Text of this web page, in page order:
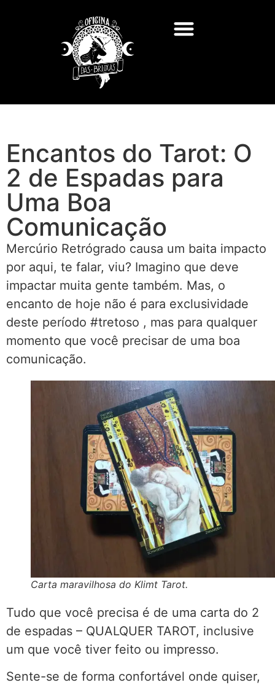
Encantos do Tarot: O
2 de Espadas para
Uma Boa
Comunicação
Mercúrio Retrógrado causa um baita impacto
por aqui, te falar, viu? Imagino que deve
impactar muita gente também. Mas, o
encanto de hoje não é para exclusividade
deste período #tretoso , mas para qualquer
momento que você precisar de uma boa
comunicação.
Carta maravilhosa do Klimt Tarot.
Tudo que você precisa é de uma carta do 2
de espadas – QUALQUER TAROT, inclusive
um que você tiver feito ou impresso.
Sente-se de forma confortável onde quiser,